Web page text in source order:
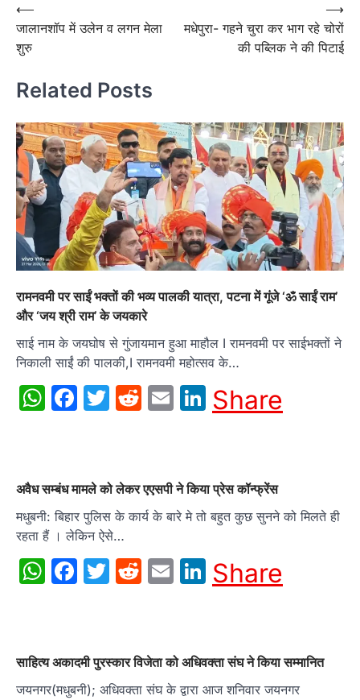
Post
navigation
⟵
जालानशॉप में उलेन व लगन मेला
शुरु
मधेपुरा- गहने चुरा कर भाग रहे चोरों
की पब्लिक ने की पिटाई
⟶
Related Posts
रामनवमी पर साईं भक्तों की भव्य पालकी यात्रा, पटना में गूंजे ‘ॐ साईं राम’
और ‘जय श्री राम’ के जयकारे
साई नाम के जयघोष से गुंजायमान हुआ माहौल I रामनवमी पर साईभक्तों ने
निकाली साईं की पालकी,I रामनवमी महोत्सव के…
WhatsApp
Facebook
Twitter
Reddit
EmailLinkedIn
Share
अवैध सम्बंध मामले को लेकर एएसपी ने किया प्रेस कॉन्फ्रेंस
मधुबनी: बिहार पुलिस के कार्य के बारे मे तो बहुत कुछ सुनने को मिलते ही
रहता हैं । लेकिन ऐसे…
WhatsApp
Facebook
Twitter
Reddit
EmailLinkedIn
Share
साहित्य अकादमी पुरस्कार विजेता को अधिवक्ता संघ ने किया सम्मानित
जयनगर(मधुबनी); अधिवक्ता संघ के द्वारा आज शनिवार जयनगर